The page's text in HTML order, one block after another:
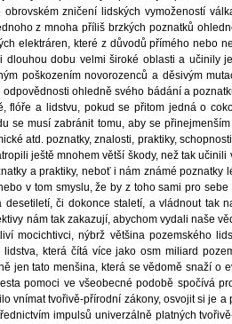
zničení lidských vymožeností
z mnoha příliš brzkých poznatků
elektráren, které z důvodů přímého nebo
dlouhou dobu velmi široké oblasti a učinily
poškozením novorozenců a děsivým
ohledně svého bádání a
flóře a lidstvu, pokud se přitom jedná o
se musí zabránit tomu, aby se
atd. poznatky, znalosti, praktiky,
ještě mnohem větší škody, než tak
a praktiky, neboť i nám známé
v tom smyslu, že by z toho sami pro
či dokonce staletí, a vládnout tak
nám tak zakazují, abychom vydali naše
mocichtivci, nýbrž většina pozemského
která čítá více jako osm miliard
jen tato menšina, která se vědomě snaží
pomoci ve všeobecné podobě spočívá
vnímat tvořivě-přírodní zákony, osvojit si je
impulsů univerzálně platných